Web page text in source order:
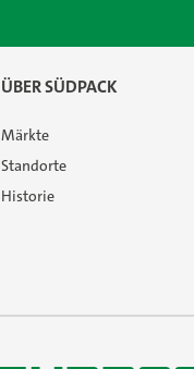
ÜBER SÜDPACK
Märkte
Standorte
Historie